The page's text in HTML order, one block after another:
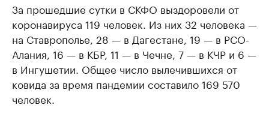
За прошедшие сутки в СКФО выздоровели от
коронавируса 119 человек. Из них 32 человека —
на Ставрополье, 28 — в Дагестане, 19 — в РСО-
Алания, 16 — в КБР, 11 — в Чечне, 7 — в КЧР и 6 —
в Ингушетии. Общее число вылечившихся от
ковида за время пандемии составило 169 570
человек.